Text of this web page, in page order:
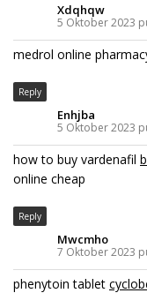
Xdqhqw
5 Oktober 2023
medrol online
Reply
Enhjba
5 Oktober 2023
how to buy vardenafil
online cheap
Reply
Mwcmho
7 Oktober 2023
phenytoin tablet